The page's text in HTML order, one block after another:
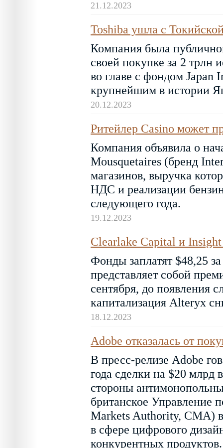
21.12.2023
Toshiba ушла с
Компания была
своей покупке за 2 трлн
во главе с фондом Japan
крупнейшим в истории
20.12.2023
Ритейлер Casino может
Компания объявила о
Mousquetaires (бренд
магазинов, выручка
НДС и реализации
следующего года.
19.12.2023
Clearlake Capital и
Фонды заплатят $48,25
представляет собой
сентября, до появления
капитализация Alteryx
18.12.2023
Adobe отказалась от
В пресс-релизе Adobe
года сделки на $20 млрд
стороны
британское Управление
Markets Authority, CMA)
в сфере цифрового
конкурентных продуктов.